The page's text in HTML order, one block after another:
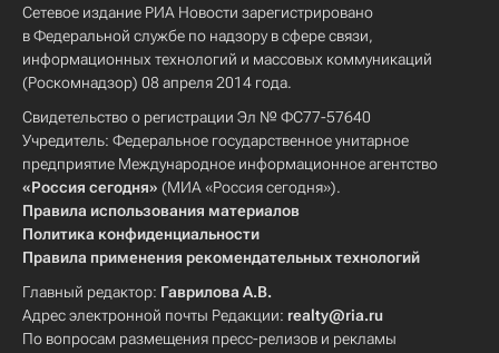
Сетевое издание РИА Новости зарегистрировано
в Федеральной службе по надзору в сфере связи,
информационных технологий и массовых коммуникаций
(Роскомнадзор) 08 апреля 2014 года.
Свидетельство о регистрации Эл № ФС77-57640
Учредитель: Федеральное государственное унитарное
предприятие Международное информационное агентство
«Россия сегодня» (МИА «Россия сегодня»).
Правила использования материалов
Политика конфиденциальности
Правила применения рекомендательных технологий
Главный редактор: Гаврилова А.В.
Адрес электронной почты Редакции: realty@ria.ru
По вопросам размещения пресс-релизов и рекламы